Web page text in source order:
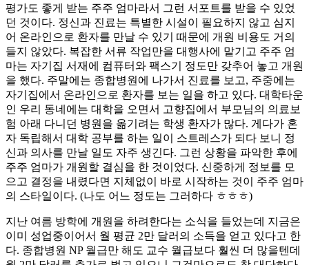
평가도 좋게 받는 주주 엄마라서 그런 서포트를 받을 수 있었
던 것이다. 정신과 진료는 특별한 시설이 필요하지 않고 심지
어 온라인으로 환자를 만날 수 있기 때문에 개원 비용도 거의
들지 않았다. 복잡한 서류 작업만을 대행사에 맡기고 주주 엄
마는 자기집 서재에 컴퓨터와 팩스기 정도만 갖추어 놓고 개원
을 했다. 주말에는 종합병원에 나가서 진료를 보고, 주중에는
자기집에서 온라인으로 환자를 보는 일을 하고 있다. 대학타운
인 우리 동네에는 대학을 오면서 고향집에서 부모님의 의료보
험 아래 다니던 병원을 옮기려는 학생 환자가 많다. 게다가 혼
자 독립해서 대학 공부를 하는 일이 스트레스가 되다 보니 정
신과 의사를 만날 일도 자주 생긴다. 그런 상황을 파악한 후에
주주 엄마가 개원할 결심을 한 것이었다. 신중하게 정보를 모
으고 결정을 내렸다면 지체없이 바로 시작하는 것이 주주 엄마
의 스타일이다. (나도 어느 정도는 그러하다 ㅎㅎㅎ)
지난 여름 방학에 개원을 하려한다는 소식을 들었는데 지금은
이미 성업중이어서 월 평균 2만 달러의 소득을 얻고 있다고 한
다. 종합병원 NP 월급만 해도 교수 월급보다 훨씬 더 많을텐데